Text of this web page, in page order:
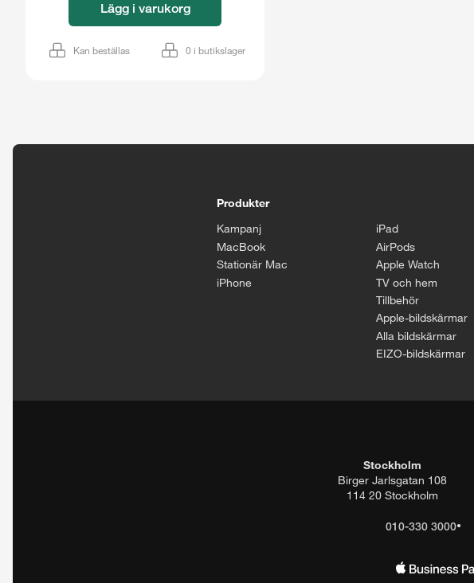
Lägg i varukorg
Kan beställas 0 i butikslager
Produkter
Kampanj
MacBook
Stationär Mac
iPhone
iPad
AirPods
Apple Watch
TV och hem
Tillbehör
Apple-bildskärmar
Alla bildskärmar
EIZO-bildskärmar
Stockholm
Birger Jarlsgatan 108
114 20 Stockholm
010-330 3000